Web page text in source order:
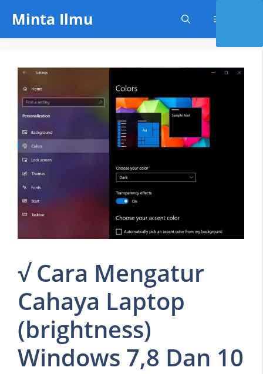
content
Minta Ilmu
√ Cara Mengatur
Cahaya Laptop
(brightness)
Windows 7,8 Dan 10